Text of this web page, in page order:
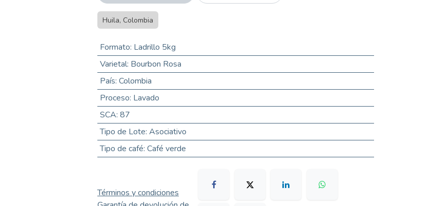
Huila, Colombia
Formato: Ladrillo 5kg
Varietal: Bourbon Rosa
País: Colombia
Proceso: Lavado
SCA: 87
Tipo de Lote: Asociativo
Tipo de café: Café verde
Términos y condiciones